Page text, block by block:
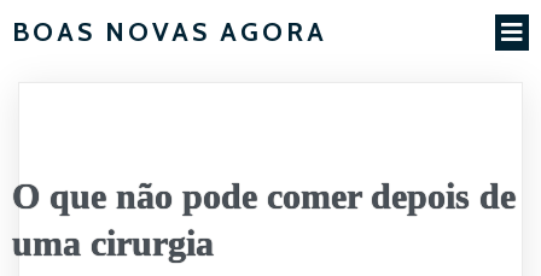
BOAS NOVAS AGORA
O que não pode comer depois de
uma cirurgia